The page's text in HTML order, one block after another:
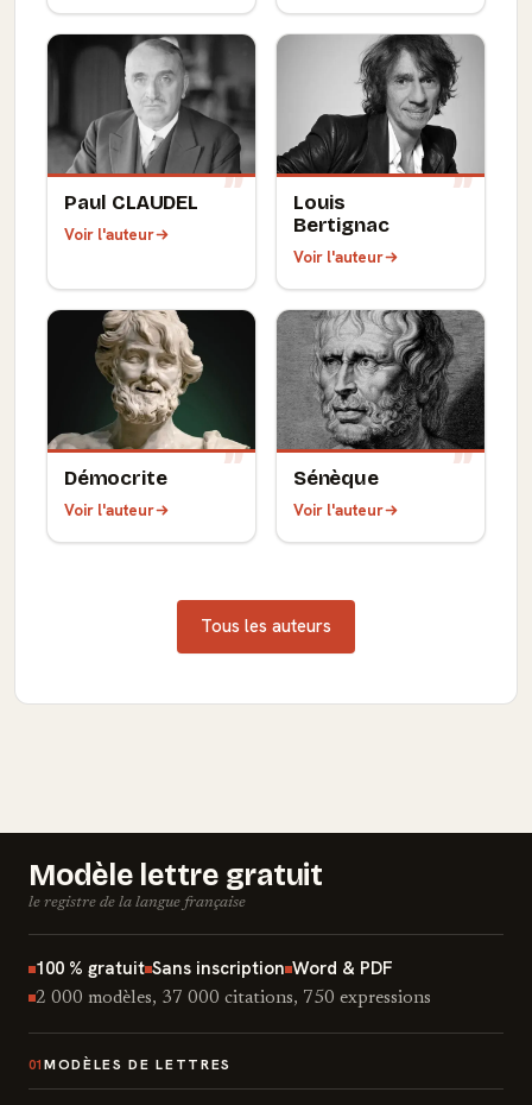
Paul CLAUDEL
Voir l'auteur
Louis
Bertignac
Voir l'auteur
Démocrite
Voir l'auteur
Sénèque
Voir l'auteur
Tous les auteurs
Modèle lettre gratuit
le registre de la langue française
100 % gratuit Sans inscription Word & PDF
2 000 modèles, 37 000 citations, 750 expressions
01 MODÈLES DE LETTRES